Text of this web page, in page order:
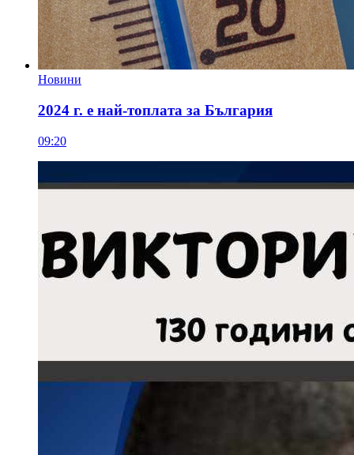
Новини
2024 г. е най-топлата за България
09:20